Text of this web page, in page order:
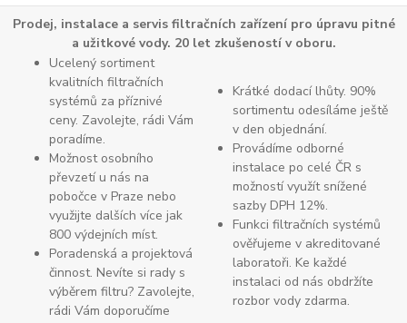
Prodej, instalace a servis filtračních zařízení pro úpravu pitné
a užitkové vody. 20 let zkušeností v oboru.
Ucelený sortiment
kvalitních filtračních
systémů za příznivé
ceny. Zavolejte, rádi Vám
poradíme.
Možnost osobního
převzetí u nás na
pobočce v Praze nebo
využijte dalších více jak
800 výdejních míst.
Poradenská a projektová
činnost. Nevíte si rady s
výběrem filtru? Zavolejte,
rádi Vám doporučíme
Krátké dodací lhůty. 90%
sortimentu odesíláme ještě
v den objednání.
Provádíme odborné
instalace po celé ČR s
možností využít snížené
sazby DPH 12%.
Funkci filtračních systémů
ověřujeme v akreditované
laboratoři. Ke každé
instalaci od nás obdržíte
rozbor vody zdarma.